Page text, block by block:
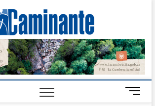
Digital
CALAMUCHITA
B
o